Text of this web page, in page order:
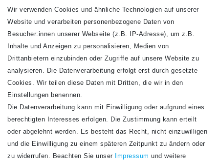
VERSANDARTEN
Newsletter
Honig
Hiermit bestätige ich, dass ich dieDaten­schutz­erklärunggelesen habe. Meine
Wir verwenden Cookies und ähnliche Technologien auf unserer
Website und verarbeiten personenbezogene Daten von
Besucher:innen unserer Webseite (z.B. IP-Adresse), um z.B.
Inhalte und Anzeigen zu personalisieren, Medien von
Drittanbietern einzubinden oder Zugriffe auf unsere Website zu
analysieren. Die Datenverarbeitung erfolgt erst durch gesetzte
Cookies. Wir teilen diese Daten mit Dritten, die wir in den
Einstellungen benennen.
Die Datenverarbeitung kann mit Einwilligung oder aufgrund eines
berechtigten Interesses erfolgen. Die Zustimmung kann erteilt
oder abgelehnt werden. Es besteht das Recht, nicht einzuwilligen
und die Einwilligung zu einem späteren Zeitpunkt zu ändern oder
zu widerrufen. Beachten Sie unser
Impressum und weitere